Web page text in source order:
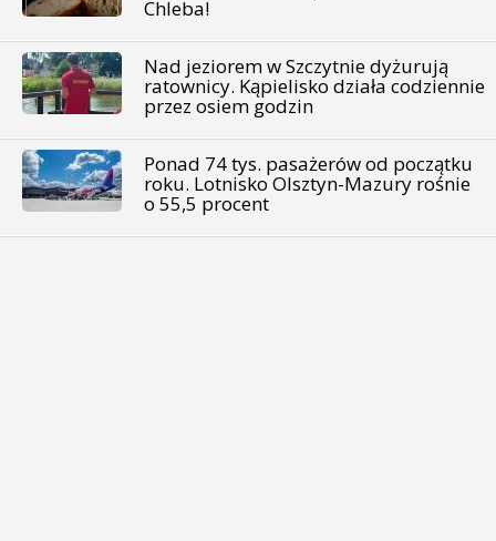
Chleba!
Nad jeziorem w Szczytnie dyżurują
ratownicy. Kąpielisko działa codziennie
przez osiem godzin
Ponad 74 tys. pasażerów od początku
roku. Lotnisko Olsztyn-Mazury rośnie
o 55,5 procent